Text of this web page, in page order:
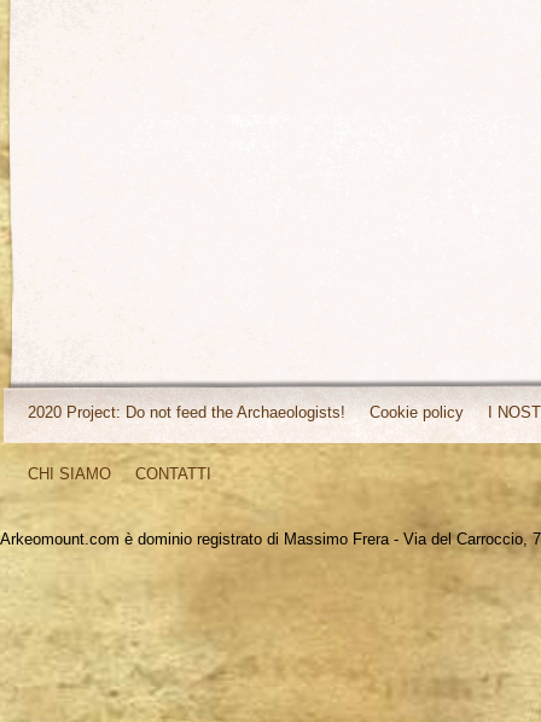
2020 Project: Do not feed the Archaeologists! Cookie policy I
CHI SIAMO CONTATTI
Arkeomount.com è dominio registrato di Massimo Frera - Via del